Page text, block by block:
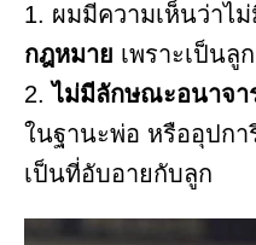
1. ผมมีความเห็นว่าไ
กฎหมาย เพราะเป็นลู
2.ไม่มีลักษณะอนาจา
ในฐานะพ่อ หรืออุปกา
เป็นที่อับอายกับลูก